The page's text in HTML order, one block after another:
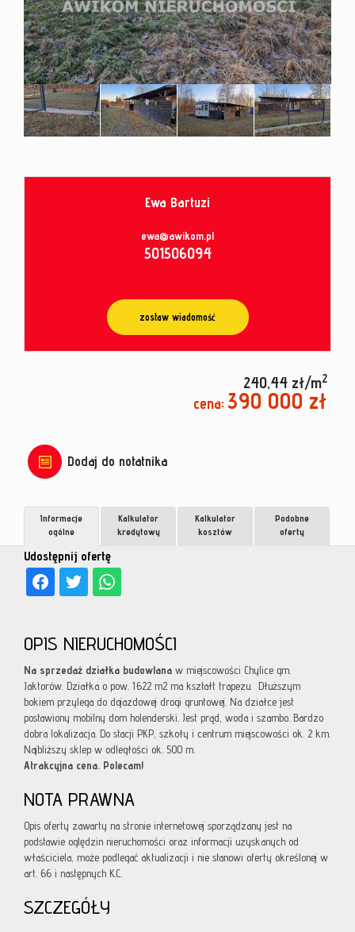
od
umowy
Ewa Bartuzi
ewa@awikom.pl
501506094
zostaw wiadomość
240,44 zł/m2
cena: 390 000 zł
Dodaj do notatnika
Udostępnij ofertę
Informacje
ogólne
Kalkulator
kredytowy
Kalkulator
kosztów
Podobne
oferty
OPIS NIERUCHOMOŚCI
Na sprzedaż działka budowlana w miejscowości Chylice gm.
Jaktorów. Działka o pow. 1622 m2 ma kształt trapezu. Dłuższym
bokiem przylega do dojazdowej drogi gruntowej. Na działce jest
postawiony mobilny dom holenderski. Jest prąd, woda i szambo. Bardzo
dobra lokalizacja. Do stacji PKP, szkoły i centrum miejscowości ok. 2 km.
Najbliższy sklep w odległości ok. 500 m.
Atrakcyjna cena. Polecam!
NOTA PRAWNA
Opis oferty zawarty na stronie internetowej sporządzany jest na
podstawie oględzin nieruchomości oraz informacji uzyskanych od
właściciela, może podlegać aktualizacji i nie stanowi oferty określonej w
art. 66 i następnych K.C.
SZCZEGÓŁY